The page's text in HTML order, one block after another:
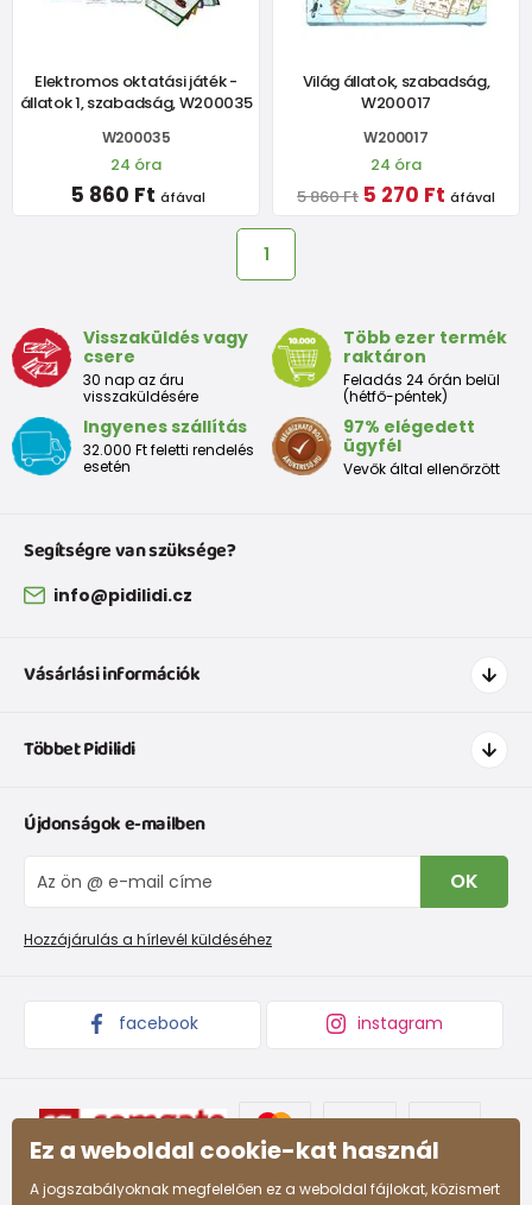
Elektromos oktatási játék -
állatok 1, szabadság, W200035
W200035
24 óra
5 860 Ft áfával
Világ állatok, szabadság,
W200017
W200017
24 óra
5 860 Ft 5 270 Ft áfával
1
Visszaküldés vagy
csere
30 nap az áru
visszaküldésére
Több ezer termék
raktáron
Feladás 24 órán belül
(hétfő-péntek)
Ingyenes szállítás
32.000 Ft feletti rendelés
esetén
97% elégedett
ügyfél
Vevők által ellenőrzött
Segítségre van szüksége?
info@pidilidi.cz
Vásárlási információk
Szállítás és fizetés
Cipőmérettáblázat
IVisszaküldések és reklamációk
Panaszkezelési eljárás
Többet Pidilidi
Rólunk
Blog
Nagykereskedelem PiDiLiDi
Áruk begyűjtése
Újdonságok e-mailben
OK
Hozzájárulás a hírlevél küldéséhez
facebook instagram
Ez a weboldal cookie-kat használ
A jogszabályoknak megfelelően ez a weboldal fájlokat, közismert